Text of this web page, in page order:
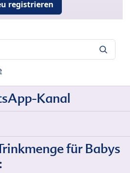
registrieren
Kanal
für Babys